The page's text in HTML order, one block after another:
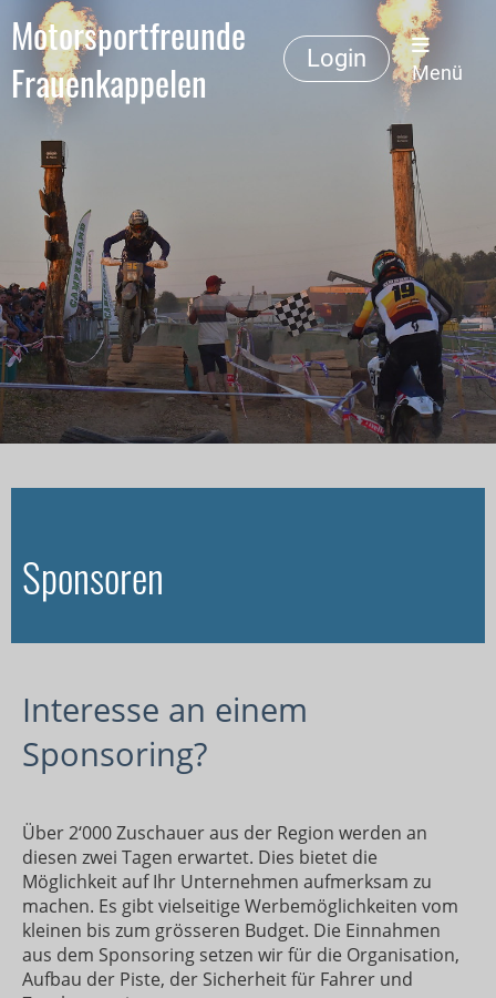
Motorsportfreunde
Frauenkappelen
Login
Menü
Sponsoren
Interesse an einem
Sponsoring?
Über 2‘000 Zuschauer aus der Region werden an
diesen zwei Tagen erwartet. Dies bietet die
Möglichkeit auf Ihr Unternehmen aufmerksam zu
machen. Es gibt vielseitige Werbemöglichkeiten vom
kleinen bis zum grösseren Budget. Die Einnahmen
aus dem Sponsoring setzen wir für die Organisation,
Aufbau der Piste, der Sicherheit für Fahrer und